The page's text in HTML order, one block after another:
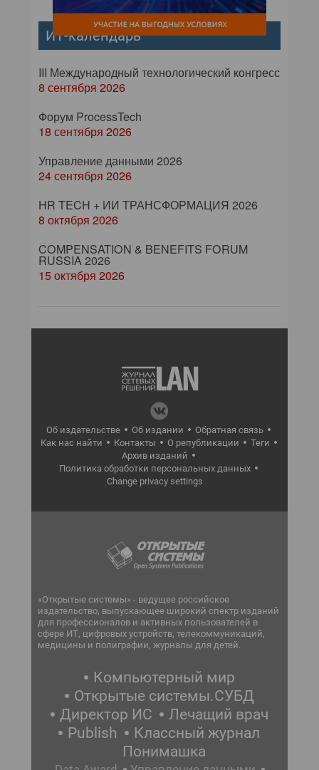
ИТ-календарь
III Международный технологический конгресс
8 сентября 2026
Форум ProcessTech
18 сентября 2026
Управление данными 2026
24 сентября 2026
HR TECH + ИИ ТРАНСФОРМАЦИЯ 2026
8 октября 2026
COMPENSATION & BENEFITS FORUM
RUSSIA 2026
15 октября 2026
Об издательстве Об издании
Обратная связь
Как нас найти
Контакты О републикации
Теги
Архив изданий
Политика обработки персональных данных
Change privacy settings
«Открытые системы» - ведущее российское
издательство, выпускающее широкий спектр изданий
для профессионалов и активных пользователей в
сфере ИТ, цифровых устройств, телекоммуникаций,
медицины и полиграфии, журналы для детей.
Компьютерный мир
Открытые системы.СУБД
Директор ИС
Лечащий врач
Publish
Классный журнал
Понимашка